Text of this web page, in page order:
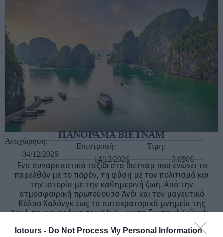
Iotours - Do Not Process My Personal Information
ΠΑΝΟΡΑΜΑ BIETNAM
Αναχώρηση:
04/12/2026
Επιστροφή:
14/12/2026
Τιμή:
3.050€
Ένα συναρπαστικό ταξίδι στο Βιετνάμ που ενώνει το
παρελθόν με το παρόν, τη φύση με τον πολιτισμό και
την ιστορία με την καθημερινή ζωή. Από την
ατμοσφαιρική πρωτεύουσα Ανόι και τον μαγευτικό
Κόλπο Χαλόνγκ έως τα αυτοκρατορικά μνημεία της
Χουέ, τα φαναράκια του Χόι Αν και τη ζωντανή Σαϊγκόν,
το πρόγραμμα αποκαλύπτει όλες τις αυθεντικές όψεις
της χώρας. Μοναδικές εμπειρίες όπως οι τούνελ Cu Chi,